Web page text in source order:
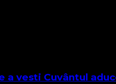
a vesti Cuvântul